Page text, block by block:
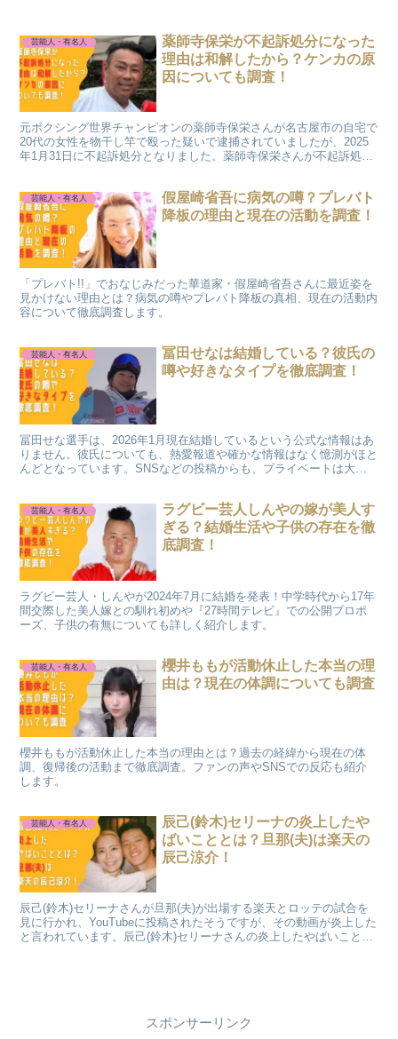
芸能人・有名人
薬師寺保栄が不起訴処分になった
理由は和解したから？ケンカの原
因についても調査！
元ボクシング世界チャンピオンの薬師寺保栄さんが名古屋市の自宅で
20代の女性を物干し竿で殴った疑いで逮捕されていましたが、2025
年1月31日に不起訴処分となりました。薬師寺保栄さんが不起訴処分
不起訴処分となった事件について調査しました。
芸能人・有名人
假屋崎省吾に病気の噂？プレバト
降板の理由と現在の活動を調査！
「プレバト!!」でおなじみだった華道家・假屋崎省吾さんに最近姿を
見かけない理由とは？病気の噂やプレバト降板の真相、現在の活動内
容について徹底調査します。
芸能人・有名人
冨田せなは結婚している？彼氏の
噂や好きなタイプを徹底調査！
冨田せな選手は、2026年1月現在結婚しているという公式な情報はあ
りません。彼氏についても、熱愛報道や確かな情報はなく憶測がほと
んどとなっています。SNSなどの投稿からも、プライベートは大切
芸能人・有名人
ラグビー芸人しんやの嫁が美人す
ぎる？結婚生活や子供の存在を徹
底調査！
ラグビー芸人・しんやが2024年7月に結婚を発表！中学時代から17年
間交際した美人嫁との馴れ初めや『27時間テレビ』での公開プロポ
ーズ、子供の有無についても詳しく紹介します。
芸能人・有名人
櫻井ももが活動休止した本当の理
由は？現在の体調についても調査
櫻井ももが活動休止した本当の理由とは？過去の経緯から現在の体
調、復帰後の活動まで徹底調査。ファンの声やSNSでの反応も紹介
します。
芸能人・有名人
辰己(鈴木)セリーナの炎上したや
ばいこととは？旦那(夫)は楽天の
辰己涼介！
辰己(鈴木)セリーナさんが旦那(夫)が出場する楽天とロッテの試合を
見に行かれ、YouTubeに投稿されたそうですが、その動画が炎上した
と言われています。辰己(鈴木)セリーナさんの炎上したやばいことは
スポンサーリンク